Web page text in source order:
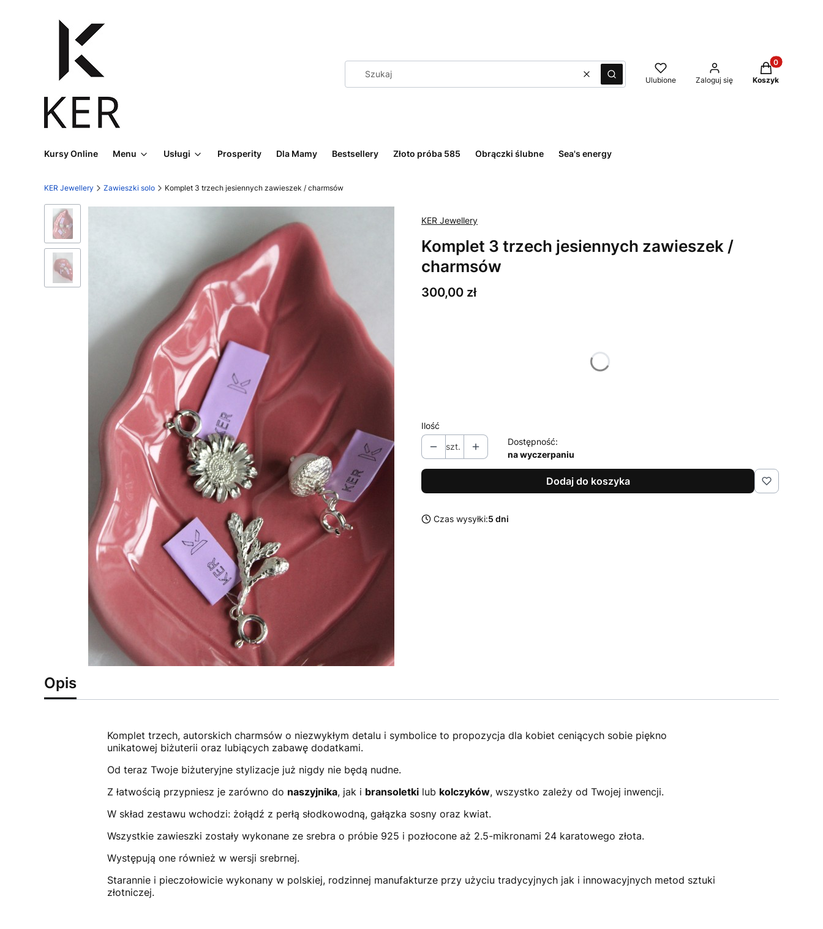
WyczyśćSzukaj Ulubione Zaloguj się
Produkty w
Koszyk
Kursy Online Menu Usługi Prosperity Dla Mamy Bestsellery Złoto próba 585 Obrączki ślubne Sea's energy
KER Jewellery Zawieszki solo Komplet 3 trzech jesiennych zawieszek / charmsów
KER Jewellery
Komplet 3 trzech jesiennych zawieszek /
charmsów
Cena
300,00 zł
Ilość
szt.
Dostępność:
na wyczerpaniu
Dodaj do koszyka
Czas wysyłki:5 dni
Opis
Komplet trzech, autorskich charmsów o niezwykłym detalu i symbolice to propozycja dla kobiet ceniących sobie piękno
unikatowej biżuterii oraz lubiących zabawę dodatkami.
Od teraz Twoje biżuteryjne stylizacje już nigdy nie będą nudne.
Z łatwością przypniesz je zarówno do naszyjnika, jak i bransoletkilub kolczyków, wszystko zależy od Twojej inwencji.
W skład zestawu wchodzi: żołądź z perłą słodkowodną, gałązka sosny oraz kwiat.
Wszystkie zawieszki zostały wykonane ze srebra o próbie 925 i pozłocone aż 2.5-mikronami 24 karatowego złota.
Występują one również w wersji srebrnej.
Starannie i pieczołowicie wykonany w polskiej, rodzinnej manufakturze przy użyciu tradycyjnych jak i innowacyjnych metod sztuki
złotniczej.